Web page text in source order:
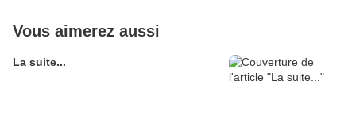
Vous aimerez aussi
La suite...